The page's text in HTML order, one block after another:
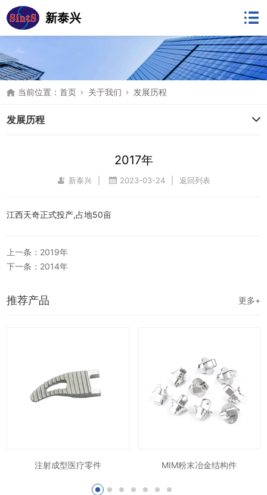
新泰兴
当前位置：首页 关于我们 发展历程
发展历程
2017年
新泰兴 2023-03-24 返回列表
江西天奇正式投产,占地50亩
上一条：2019年
下一条：2014年
推荐产品 更多+
注射成型医疗零件 MIM粉末冶金结构件